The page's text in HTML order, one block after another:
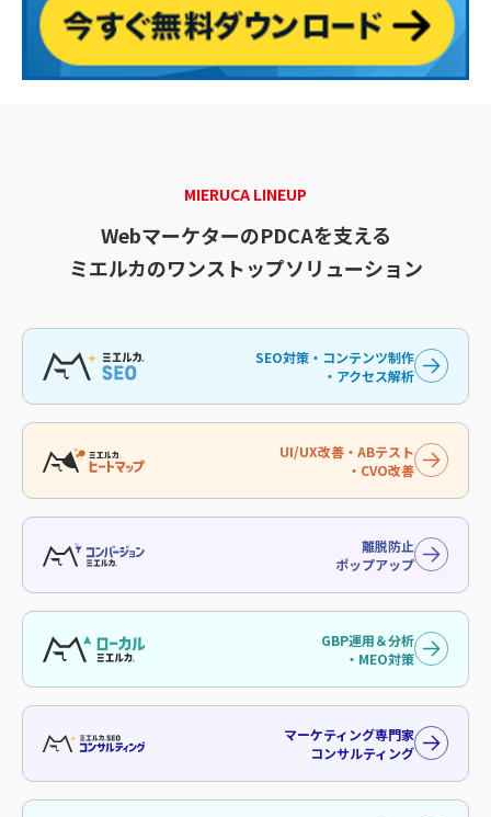
MIERUCA LINEUP
WebマーケターのPDCAを支える
ミエルカのワンストップソリューション
SEO対策・コンテンツ制作
・アクセス解析
UI/UX改善・ABテスト
・CVO改善
離脱防止
ポップアップ
GBP運用＆分析
・MEO対策
マーケティング専門家
コンサルティング